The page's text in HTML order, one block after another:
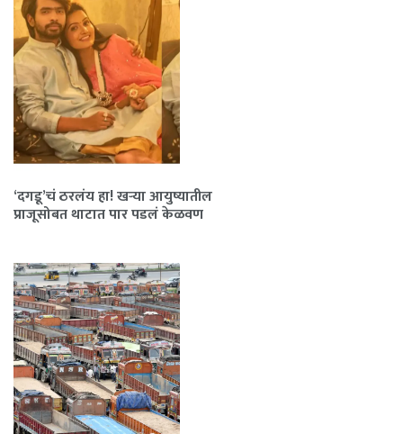
‘दगडू’चं ठरलंय हा! खऱ्या आयुष्यातील
प्राजूसोबत थाटात पार पडलं केळवण